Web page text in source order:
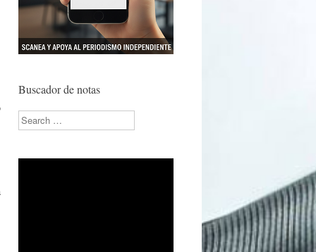
Buscador de notas
Search